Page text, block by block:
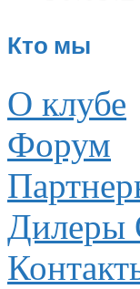
Кто мы
О клубе
Форум
Дилеры